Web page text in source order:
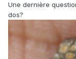
Une dernière
dos?